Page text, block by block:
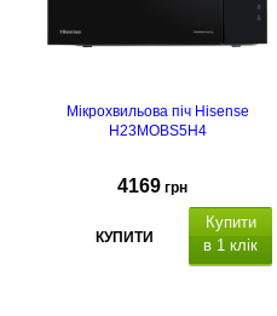
Мікрохвильова піч Hisense
H23MOBS5H4
4169 грн
КУПИТИ
Купити
в 1 клік